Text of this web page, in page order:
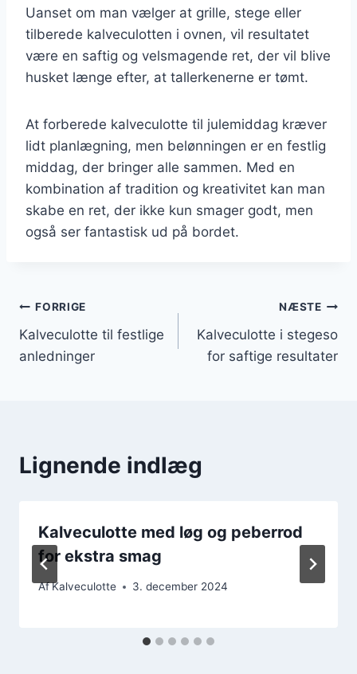
Uanset om man vælger at grille, stege eller
tilberede kalveculotten i ovnen, vil resultatet
være en saftig og velsmagende ret, der vil blive
husket længe efter, at tallerkenerne er tømt.
At forberede kalveculotte til julemiddag kræver
lidt planlægning, men belønningen er en festlig
middag, der bringer alle sammen. Med en
kombination af tradition og kreativitet kan man
skabe en ret, der ikke kun smager godt, men
også ser fantastisk ud på bordet.
Indlægsnavigation
FORRIGE
Kalveculotte til festlige
anledninger
NÆSTE
Kalveculotte i stegeso
for saftige resultater
Lignende indlæg
Kalveculotte med løg og peberrod
for ekstra smag
AfKalveculotte 3. december 2024